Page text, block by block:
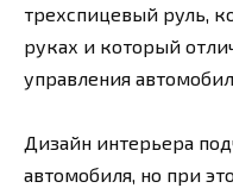
трехспицевый руль,
руках и который
управления
Дизайн интерьера
автомобиля, но при